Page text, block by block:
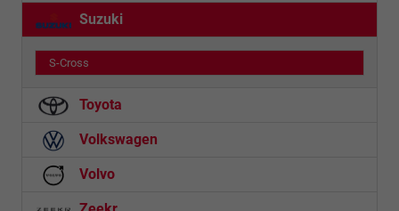
Suzuki
S-Cross
Toyota
Volkswagen
Volvo